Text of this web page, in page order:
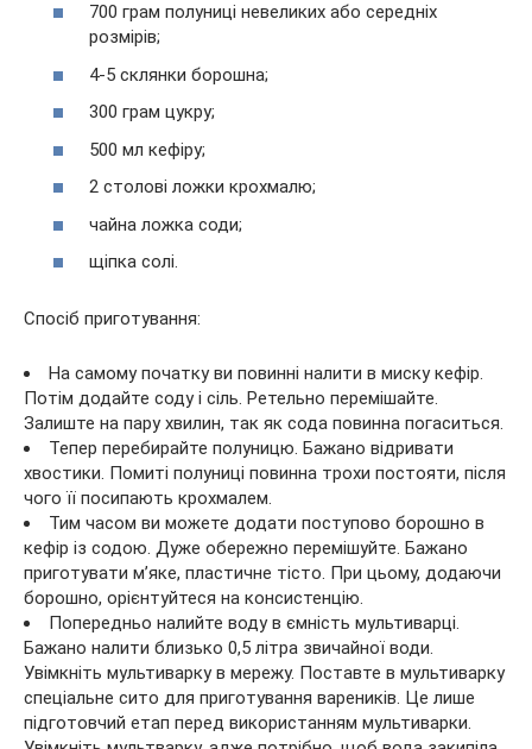
700 грам полуниці невеликих або середніх
розмірів;
4-5 склянки борошна;
300 грам цукру;
500 мл кефіру;
2 столові ложки крохмалю;
чайна ложка соди;
щіпка солі.
Спосіб приготування:
На самому початку ви повинні налити в миску кефір.
Потім додайте соду і сіль. Ретельно перемішайте.
Залиште на пару хвилин, так як сода повинна погаситься.
Тепер перебирайте полуницю. Бажано відривати
хвостики. Помиті полуниці повинна трохи постояти, після
чого її посипають крохмалем.
Тим часом ви можете додати поступово борошно в
кефір із содою. Дуже обережно перемішуйте. Бажано
приготувати м’яке, пластичне тісто. При цьому, додаючи
борошно, орієнтуйтеся на консистенцію.
Попередньо налийте воду в ємність мультиварці.
Бажано налити близько 0,5 літра звичайної води.
Увімкніть мультиварку в мережу. Поставте в мультиварку
спеціальне сито для приготування вареників. Це лише
підготовчий етап перед використанням мультиварки.